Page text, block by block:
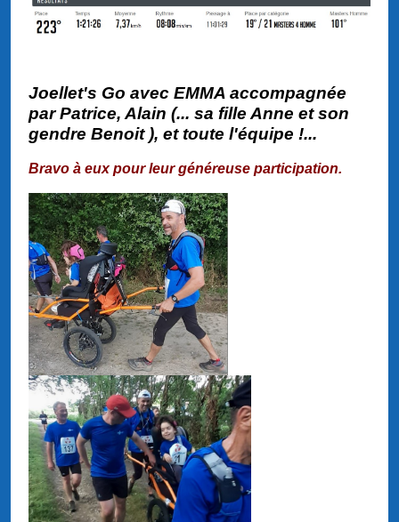
Joellet's Go avec EMMA accompagnée
par Patrice, Alain (... sa fille Anne et son
gendre Benoit ), et toute l'équipe !...
Bravo à eux pour leur généreuse participation.